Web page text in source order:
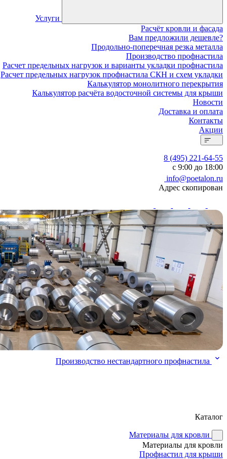
Услуги
Расчёт кровли и фасада
Вам предложили дешевле?
Продольно-поперечная резка металла
Производство профнастила
Расчет предельных нагрузок и варианты укладки профнастила
Расчет предельных нагрузок профнастила СКН и схем укладки
Калькулятор монолитного перекрытия
Калькулятор расчёта водосточной системы для крыши
Новости
Доставка и оплата
Контакты
Акции
8 (495) 221-64-55
с 9:00 до 18:00
info@poetalon.ru
Адрес скопирован
Производство нестандартного профнастила
Каталог
Материалы для кровли
Материалы для кровли
Профнастил для крыши